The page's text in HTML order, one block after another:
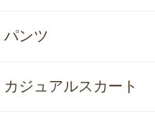
パンツ
カジュアルスカート